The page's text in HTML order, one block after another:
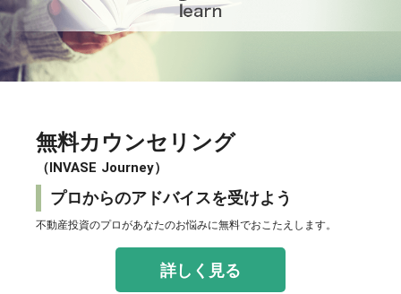
無料カウンセリング
（INVASE Journey）
プロからのアドバイスを受けよう
不動産投資のプロがあなたのお悩みに無料でおこたえします。
詳しく見る